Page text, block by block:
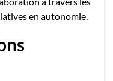
en autonomie.